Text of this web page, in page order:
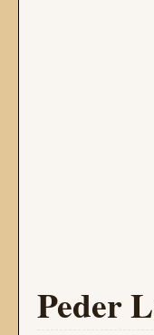
Peder